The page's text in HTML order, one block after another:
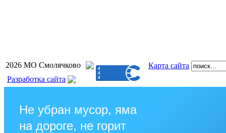
2026 МО Смолячково
Карта сайта
Разработка сайта
Не убран мусор, яма
на дороге, не горит